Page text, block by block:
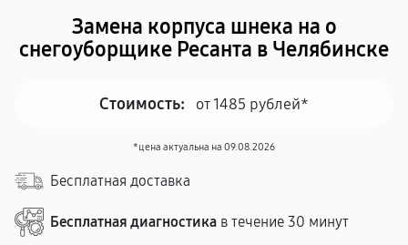
Замена корпуса шнека на о
снегоуборщике Ресанта в Челябинске
Стоимость: от 1485 рублей*
*цена актуальна на 09.08.2026
Бесплатная доставка
Бесплатная диагностика в течение 30 минут